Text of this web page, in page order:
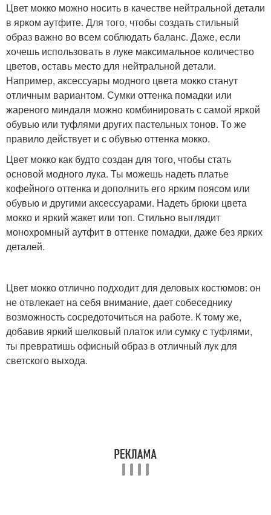
Цвет мокко можно носить в качестве нейтральной детали
в ярком аутфите. Для того, чтобы создать стильный
образ важно во всем соблюдать баланс. Даже, если
хочешь использовать в луке максимальное количество
цветов, оставь место для нейтральной детали.
Например, аксессуары модного цвета мокко станут
отличным вариантом. Сумки оттенка помадки или
жареного миндаля можно комбинировать с самой яркой
обувью или туфлями других пастельных тонов. То же
правило действует и с обувью оттенка мокко.
Цвет мокко как будто создан для того, чтобы стать
основой модного лука. Ты можешь надеть платье
кофейного оттенка и дополнить его ярким поясом или
обувью и другими аксессуарами. Надеть брюки цвета
мокко и яркий жакет или топ. Стильно выглядит
монохромный аутфит в оттенке помадки, даже без ярких
деталей.
Цвет мокко отлично подходит для деловых костюмов: он
не отвлекает на себя внимание, дает собеседнику
возможность сосредоточиться на работе. К тому же,
добавив яркий шелковый платок или сумку с туфлями,
ты превратишь офисный образ в отличный лук для
светского выхода.